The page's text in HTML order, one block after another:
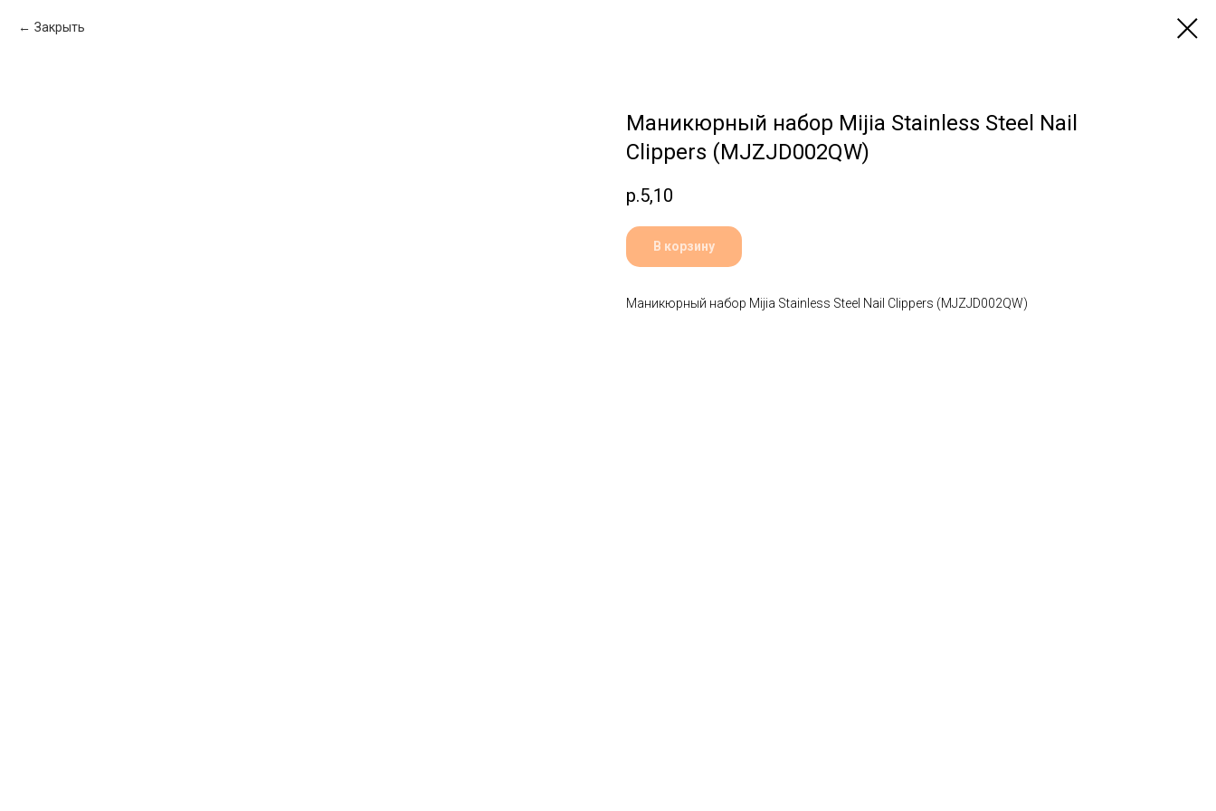
Закрыть
Маникюрный набор Mijia Stainless Steel Nail
Clippers (MJZJD002QW)
р.5,10
В корзину
Маникюрный набор Mijia Stainless Steel Nail Clippers (MJZJD002QW)